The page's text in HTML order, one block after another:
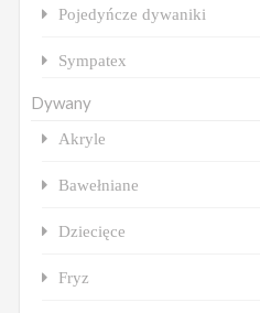
Pojedyńcze dywaniki
Sympatex
Dywany
Akryle
Bawełniane
Dziecięce
Fryz